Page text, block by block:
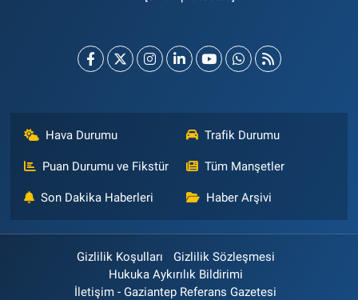
Hava Durumu Trafik Durumu
Puan Durumu ve Fikstür Tüm Manşetler
Son Dakika Haberleri Haber Arşivi
Gizlilik Koşulları
Gizlilik Sözleşmesi
Hukuka Aykırılık Bildirimi
İletişim - Gaziantep Referans Gazetesi